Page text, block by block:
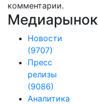
комментарии.
Медиарынок
Новости
(9707)
Пресс
релизы
(9086)
Аналитика